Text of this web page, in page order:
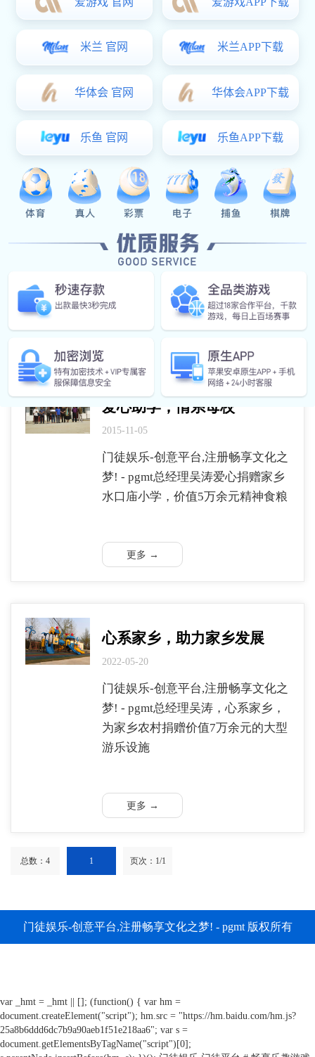
我司参观指导“263”工作
更多 →
爱心助学，情系母校
2015-10-15
门徒娱乐-创意平台,注册畅享文化之
水口庙小学，其中包括26套多媒体
教室课桌椅、健身器械5组
爱心助学，情系母校
2015-11-05
门徒娱乐-创意平台,注册畅享文化之
梦! - pgmt总经理吴涛爱心捐赠家乡
水口庙小学，价值5万余元精神食粮
更多 →
心系家乡，助力家乡发展
2022-05-20
门徒娱乐-创意平台,注册畅享文化之
梦! - pgmt总经理吴涛，心系家乡，
为家乡农村捐赠价值7万余元的大型
游乐设施
更多 →
总数：4 1 页次：1/1
门徒娱乐-创意平台,注册畅享文化之梦! - pgmt 版权所有
var _hmt = _hmt || []; (function() { var hm =
document.createElement("script"); hm.src = "https://hm.baidu.com/hm.js?
25a8b6ddd6dc7b9a90aeb1f51e218aa6"; var s =
document.getElementsByTagName("script")[0];